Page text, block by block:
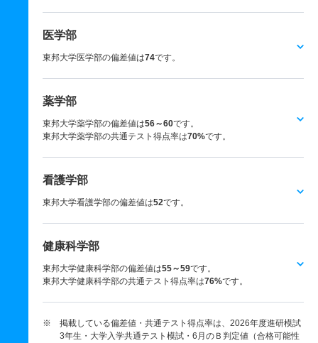
医学部
東邦大学医学部の偏差値は74です。
薬学部
東邦大学薬学部の偏差値は56～60です。
東邦大学薬学部の共通テスト得点率は70%です。
看護学部
東邦大学看護学部の偏差値は52です。
健康科学部
東邦大学健康科学部の偏差値は55～59です。
東邦大学健康科学部の共通テスト得点率は76%です。
※ 掲載している偏差値・共通テスト得点率は、2026年度進研模試
3年生・大学入学共通テスト模試・6月のＢ判定値（合格可能性